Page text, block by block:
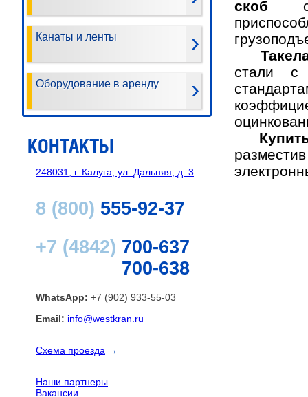
Канаты и ленты
Оборудование в аренду
КОНТАКТЫ
248031, г. Калуга, ул. Дальняя, д. 3
8 (800) 555-92-37
+7 (4842) 700-637
700-638
WhatsApp: +7 (902) 933-55-03
Email: info@westkran.ru
Схема проезда →
Наши партнеры
Вакансии
скоб
стали с
Купить